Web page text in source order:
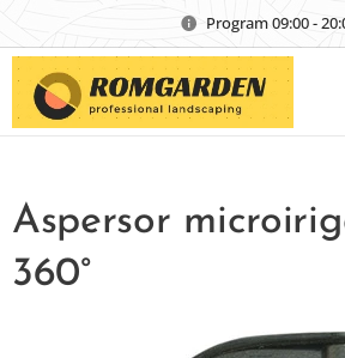
Program 09:00 -
Aspersor
360°